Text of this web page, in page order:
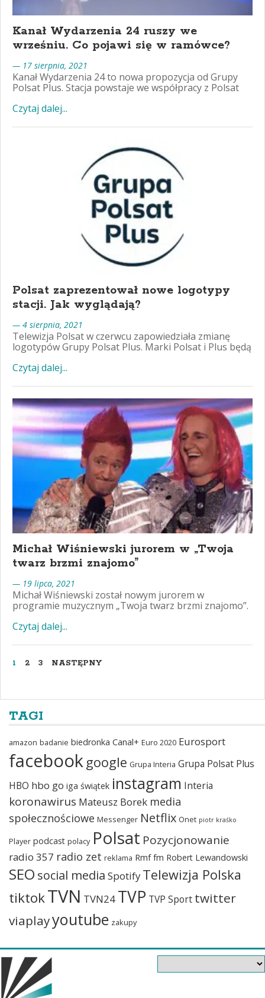
Kanał Wydarzenia 24 ruszy we
wrześniu. Co pojawi się w ramówce?
— 17 sierpnia, 2021
Kanał Wydarzenia 24 to nowa propozycja od Grupy
Polsat Plus. Stacja powstaje we współpracy z Polsat
Czytaj dalej...
Polsat zaprezentował nowe logotypy
stacji. Jak wyglądają?
— 4 sierpnia, 2021
Telewizja Polsat w czerwcu zapowiedziała zmianę
logotypów Grupy Polsat Plus. Marki Polsat i Plus będą
Czytaj dalej...
Michał Wiśniewski jurorem w „Twoja
twarz brzmi znajomo”
— 19 lipca, 2021
Michał Wiśniewski został nowym jurorem w
programie muzycznym „Twoja twarz brzmi znajomo”.
Czytaj dalej...
1 2 3 NASTĘPNY
TAGI
amazon badanie biedronka Canal+ Euro 2020 Eurosport
facebook google Grupa Interia Grupa Polsat Plus
HBO hbo go iga świątek instagram Interia
koronawirus Mateusz Borek media
społecznościowe Messenger Netflix Onet piotr kraśko
Player podcast polacy Polsat Pozycjonowanie
radio 357 radio zet reklama Rmf fm Robert Lewandowski
SEO social media Spotify Telewizja Polska
tiktokTVN TVN24 TVP TVP Sport twitter
viaplayyoutube zakupy